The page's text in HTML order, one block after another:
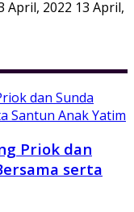
13 April,
Priok dan
serta